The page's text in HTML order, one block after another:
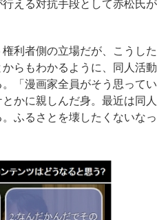
える対抗手段として赤松氏が
利者側の立場だが、こうした
らもわかるように、同人活動
「漫画家全員がそう思ってい
かに親しんだ身。最近は同人
ふるさとを壊したくないなっ